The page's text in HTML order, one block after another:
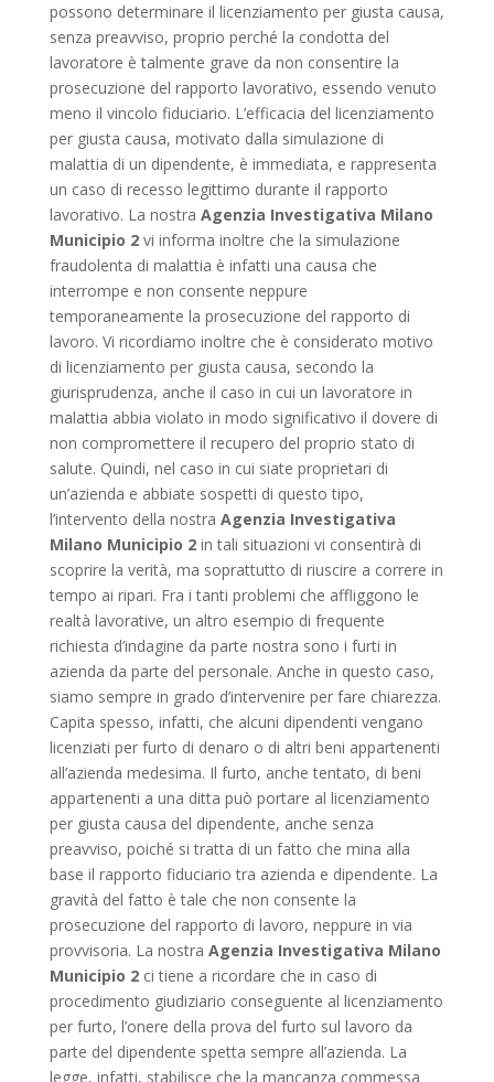
possono determinare il licenziamento per giusta causa,
senza preavviso, proprio perché la condotta del
lavoratore è talmente grave da non consentire la
prosecuzione del rapporto lavorativo, essendo venuto
meno il vincolo fiduciario. L’efficacia del licenziamento
per giusta causa, motivato dalla simulazione di
malattia di un dipendente, è immediata, e rappresenta
un caso di recesso legittimo durante il rapporto
lavorativo. La nostra Agenzia Investigativa Milano
Municipio 2vi informa inoltre che la simulazione
fraudolenta di malattia è infatti una causa che
interrompe e non consente neppure
temporaneamente la prosecuzione del rapporto di
lavoro. Vi ricordiamo inoltre che è considerato motivo
di licenziamento per giusta causa, secondo la
giurisprudenza, anche il caso in cui un lavoratore in
malattia abbia violato in modo significativo il dovere di
non compromettere il recupero del proprio stato di
salute. Quindi, nel caso in cui siate proprietari di
un’azienda e abbiate sospetti di questo tipo,
l’intervento della nostra Agenzia Investigativa
Milano Municipio 2in tali situazioni vi consentirà di
scoprire la verità, ma soprattutto di riuscire a correre in
tempo ai ripari. Fra i tanti problemi che affliggono le
realtà lavorative, un altro esempio di frequente
richiesta d’indagine da parte nostra sono i furti in
azienda da parte del personale. Anche in questo caso,
siamo sempre in grado d’intervenire per fare chiarezza.
Capita spesso, infatti, che alcuni dipendenti vengano
licenziati per furto di denaro o di altri beni appartenenti
all’azienda medesima. Il furto, anche tentato, di beni
appartenenti a una ditta può portare al licenziamento
per giusta causa del dipendente, anche senza
preavviso, poiché si tratta di un fatto che mina alla
base il rapporto fiduciario tra azienda e dipendente. La
gravità del fatto è tale che non consente la
prosecuzione del rapporto di lavoro, neppure in via
provvisoria. La nostra Agenzia Investigativa Milano
Municipio 2ci tiene a ricordare che in caso di
procedimento giudiziario conseguente al licenziamento
per furto, l’onere della prova del furto sul lavoro da
parte del dipendente spetta sempre all’azienda. La
legge, infatti, stabilisce che la mancanza commessa